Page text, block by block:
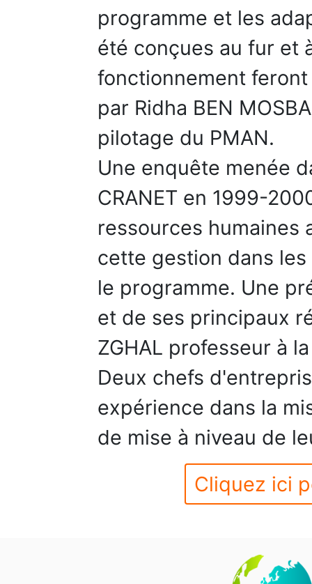
programme et les
été conçues au fur et
fonctionnement
par Ridha BEN
pilotage du PMAN.
Une enquête menée
CRANET en 1999-
ressources humaines
cette gestion dans
le programme. Une
et de ses principaux
ZGHAL professeur à
Deux chefs
expérience dans la
de mise à niveau de
Cliquez ici